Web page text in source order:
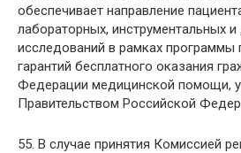
обеспечивает направление
лабораторных, инструментальных и
исследований в рамках программы
гарантий бесплатного оказания
Федерации медицинской помощи,
Правительством Российской
55. В случае принятия Комиссией